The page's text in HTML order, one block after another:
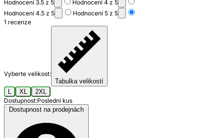
Hodnocení 3.5 z 5
Hodnocení 4 z 5
Hodnocení 4.5 z 5
Hodnocení 5 z 5
1 recenze
Vyberte velikost:
Tabulka velikostí
L
XL
2XL
Dostupnost:Poslední kus